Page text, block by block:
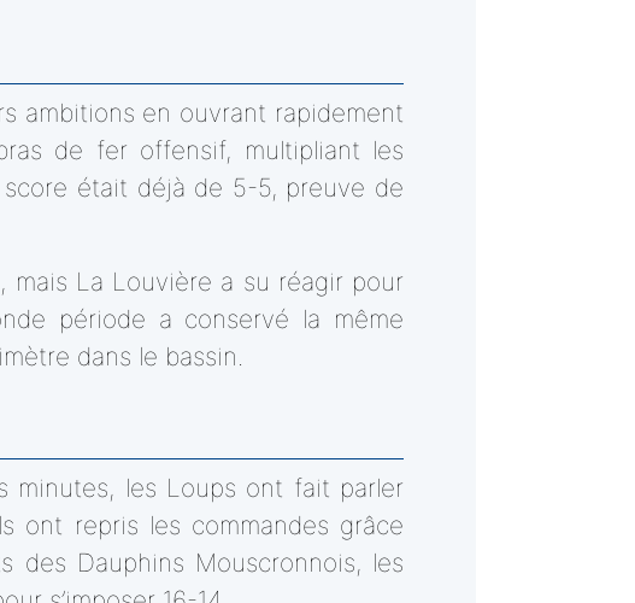
ambitions en ouvrant rapidement
de fer offensif, multipliant les
était déjà de 5-5, preuve de
mais La Louvière a su réagir pour
période a conservé la même
dans le bassin.
minutes, les Loups ont fait parler
ont repris les commandes grâce
des Dauphins Mouscronnois, les